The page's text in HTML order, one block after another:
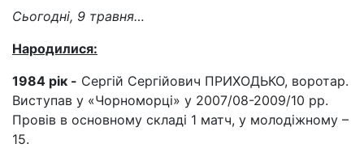
Сьогодні, 9 травня…
Народилися:
1984 рік - Сергій Сергійович ПРИХОДЬКО, воротар.
Виступав у «Чорноморці» у 2007/08-2009/10 pp.
Провів в основному складі 1 матч, у молодіжному –
15.